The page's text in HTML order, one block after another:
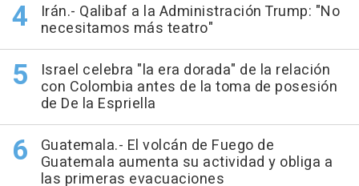
Irán.- Qalibaf a la Administración Trump: "No
necesitamos más teatro"
Israel celebra "la era dorada" de la relación
con Colombia antes de la toma de posesión
de De la Espriella
Guatemala.- El volcán de Fuego de
Guatemala aumenta su actividad y obliga a
las primeras evacuaciones